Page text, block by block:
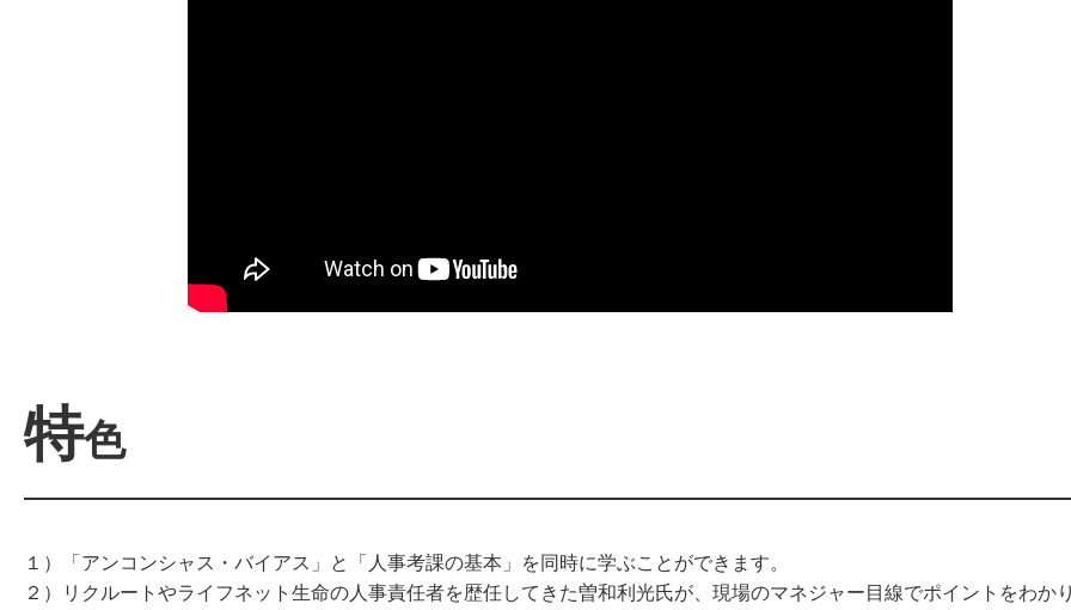
特色
１）「アンコンシャス・バイアス」と「人事考課の基本」を同時に学ぶことができます。
２）リクルートやライフネット生命の人事責任者を歴任してきた曽和利光氏が、現場のマネジャー目線でポイントをわか